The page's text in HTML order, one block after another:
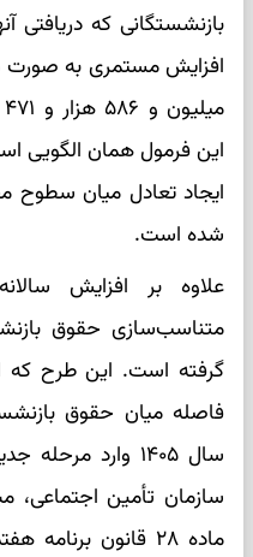
بازنشستگانی که دریافتی
این فرمول همان الگویی
ایجاد تعادل میان سطوح
شده است.
علاوه بر افزایش
متناسب‌سازی حقوق
گرفته است. این طرح
فاصله میان حقوق
سال ۱۴۰۵ وارد
سازمان تأمین اجتماعی،
ماده ۲۸ قانون